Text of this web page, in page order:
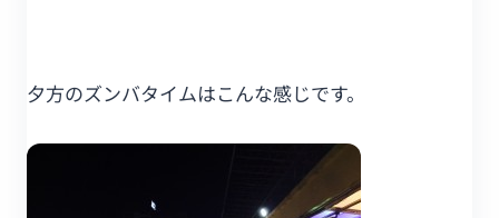
夕方のズンバタイムはこんな感じです。